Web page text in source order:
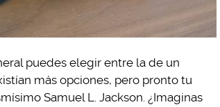
puedes elegir entre la de un
más opciones, pero pronto tu
Samuel L. Jackson. ¿Imaginas